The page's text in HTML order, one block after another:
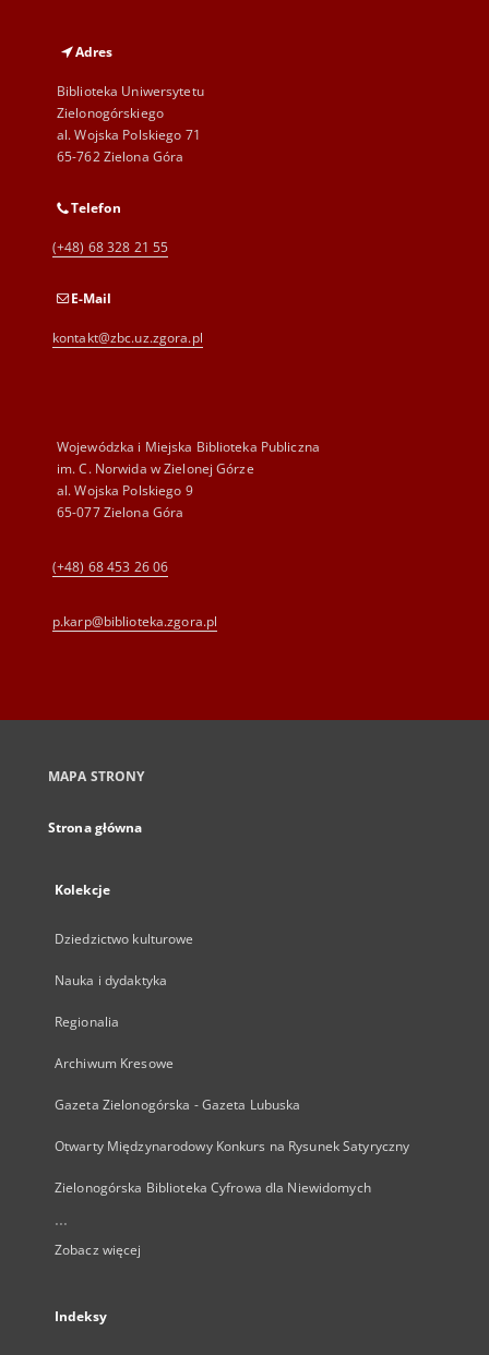
Adres
Biblioteka Uniwersytetu
Zielonogórskiego
al. Wojska Polskiego 71
65-762 Zielona Góra
Telefon
(+48) 68 328 21 55
E-Mail
kontakt@zbc.uz.zgora.pl
Wojewódzka i Miejska Biblioteka Publiczna
im. C. Norwida w Zielonej Górze
al. Wojska Polskiego 9
65-077 Zielona Góra
(+48) 68 453 26 06
p.karp@biblioteka.zgora.pl
MAPA STRONY
Strona główna
Kolekcje
Dziedzictwo kulturowe
Nauka i dydaktyka
Regionalia
Archiwum Kresowe
Gazeta Zielonogórska - Gazeta Lubuska
Otwarty Międzynarodowy Konkurs na Rysunek Satyryczny
Zielonogórska Biblioteka Cyfrowa dla Niewidomych
...
Zobacz więcej
Indeksy